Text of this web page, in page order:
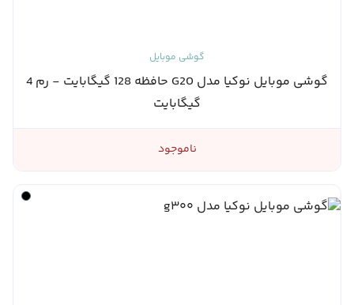
گوشی موبایل
گوشی موبایل نوکیا مدل G20 حافظه 128 گیگابایت - رم 4
گیگابایت
ناموجود